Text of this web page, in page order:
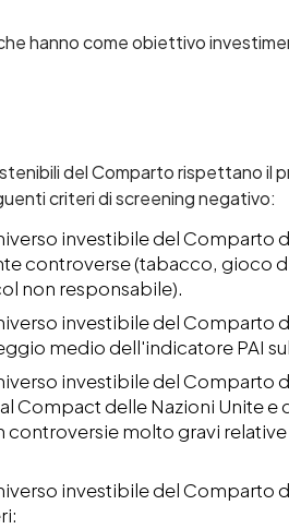
hanno come obiettivo
del Comparto rispettano il
criteri di screening negativo:
investibile del Comparto
controverse (tabacco, gioco
non responsabile).
investibile del Comparto
medio dell'indicatore PAI
investibile del Comparto
Compact delle Nazioni Unite e
controversie molto gravi
investibile del Comparto